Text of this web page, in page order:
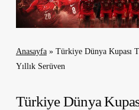
Anasayfa» Türkiye Dünya Kupası
Yıllık Serüven
Türkiye Dünya